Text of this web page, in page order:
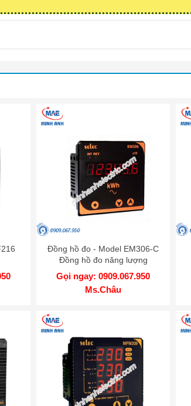
Đồng hồ đo - Model EM306-C
Đồng hồ đo năng lượng
Gọi ngay: 0909.067.950
Ms.Châu